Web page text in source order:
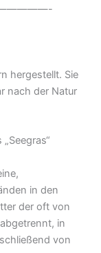
hergestellt. Sie
nach der Natur
in den
der oft von
in
von